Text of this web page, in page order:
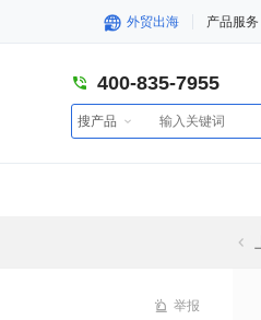
外贸出海 产品服务
400-835-7955
搜产品
举报